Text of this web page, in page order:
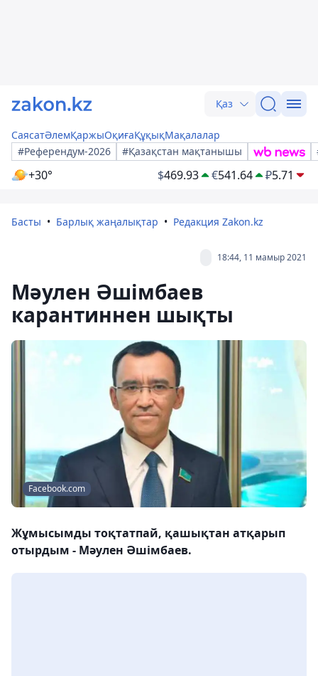
Қаз
СаясатӘлемҚаржыОқиғаҚұқықМақалалар
#Референдум-2026
#Қазақстан мақтанышы
+30° $469.93 €541.64 ₽5.71
Басты Барлық жаңалықтар Редакция Zakon.kz
18:44, 11 мамыр 2021
Мәулен Әшімбаев
карантиннен шықты
Facebook.com
Жұмысымды тоқтатпай, қашықтан атқарып
отырдым - Мәулен Әшімбаев.